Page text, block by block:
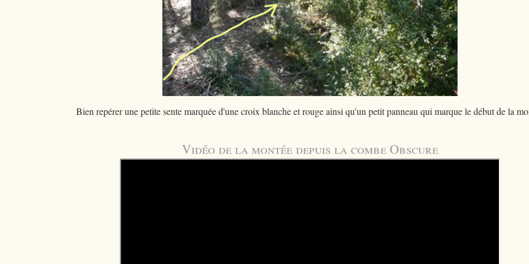
Bien repérer une petite sente marquée d'une croix blanche et rouge ainsi qu'un petit panneau qui marque le début de la
Vidéo de la montée depuis la combe Obscure